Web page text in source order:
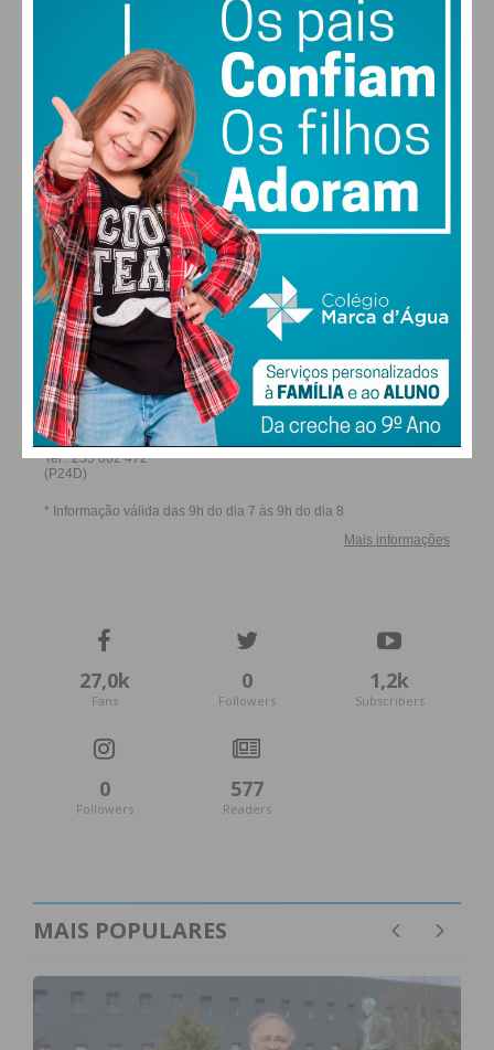
SÁB DOM
28°
SEG
30
TER
ALTERAR
FARMACIAS DE SERVIÇO EM PAÇOS DE
FERREIRA
27,0k
Fans
0
Followers
1,2k
Subscribers
0
Followers
577
Readers
MAIS POPULARES